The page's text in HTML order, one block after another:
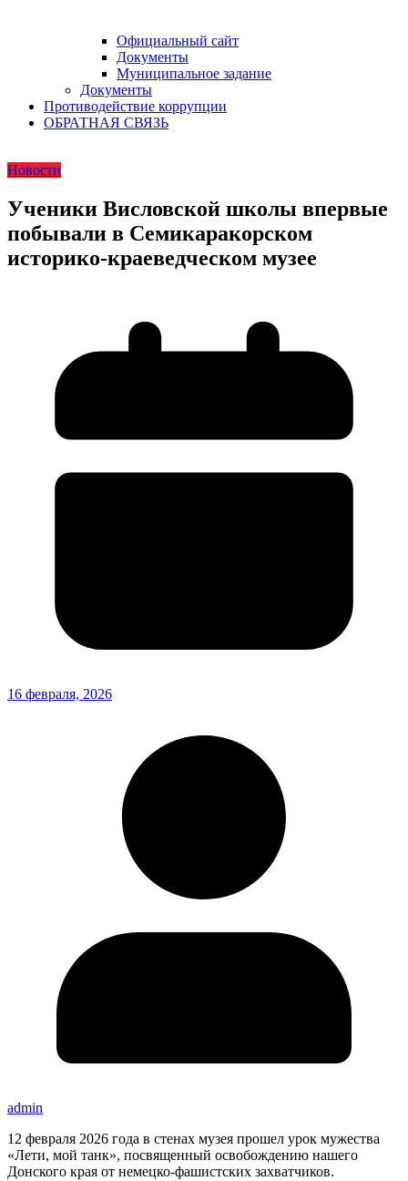
Официальный сайт
Документы
Муниципальное задание
Документы
Противодействие коррупции
ОБРАТНАЯ СВЯЗЬ
Новости
Ученики Висловской школы впервые
побывали в Семикаракорском
историко-краеведческом музее
16 февраля, 2026
admin
12 февраля 2026 года в стенах музея прошел урок мужества
«Лети, мой танк», посвященный освобождению нашего
Донского края от немецко-фашистских захватчиков.